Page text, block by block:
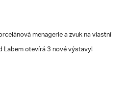
menagerie a zvuk na vlastní
Labem otevírá 3 nové výstavy!